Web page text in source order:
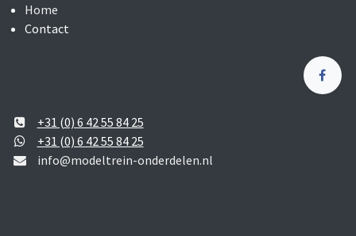
Home
Contact
+31 (0) 6 42 55 84 25
+31 (0) 6 42 55 84 25
info@modeltrein-onderdelen.nl